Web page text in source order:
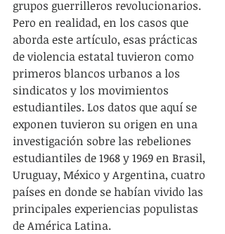
grupos guerrilleros revolucionarios.
Pero en realidad, en los casos que
aborda este artículo, esas prácticas
de violencia estatal tuvieron como
primeros blancos urbanos a los
sindicatos y los movimientos
estudiantiles. Los datos que aquí se
exponen tuvieron su origen en una
investigación sobre las rebeliones
estudiantiles de 1968 y 1969 en Brasil,
Uruguay, México y Argentina, cuatro
países en donde se habían vivido las
principales experiencias populistas
de América Latina.